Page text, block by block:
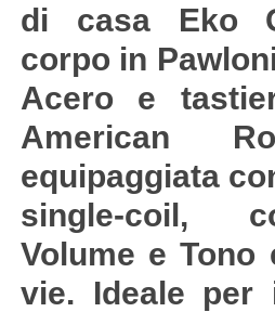
di casa Eko
corpo in
Acero e
American
equipaggiata
single-coil,
Volume e Tono
vie. Ideale per